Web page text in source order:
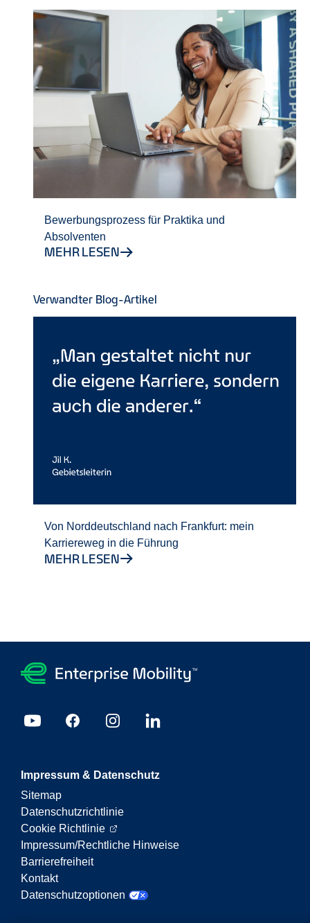
Bewerbungsprozess für Praktika und
Absolventen
MEHR LESEN
Verwandter Blog-Artikel
Von Norddeutschland nach Frankfurt: mein
Karriereweg in die Führung
MEHR LESEN
Impressum & Datenschutz
Sitemap
Datenschutzrichtlinie
Cookie Richtlinie
Impressum/Rechtliche Hinweise
Barrierefreiheit
Kontakt
Datenschutzoptionen